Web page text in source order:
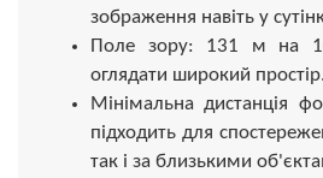
зображення навіть у
Поле зору: 131 м на
оглядати широкий простір.
Мінімальна дистанція
підходить для
так і за близькими